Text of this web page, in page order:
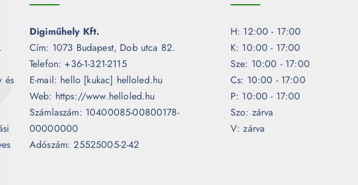
és
Digiműhely Kft.
Cím: 1073 Budapest, Dob utca 82.
Telefon: +36-1-321-2115
E-mail: hello [kukac] helloled.hu
Web: https://www.helloled.hu
Számlaszám: 10400085-00800178-
00000000
Adószám: 25525005-2-42
H: 12:00 - 17:00
K: 10:00 - 17:00
Sze: 10:00 - 17:00
Cs: 10:00 - 17:00
P: 10:00 - 17:00
Szo: zárva
V: zárva